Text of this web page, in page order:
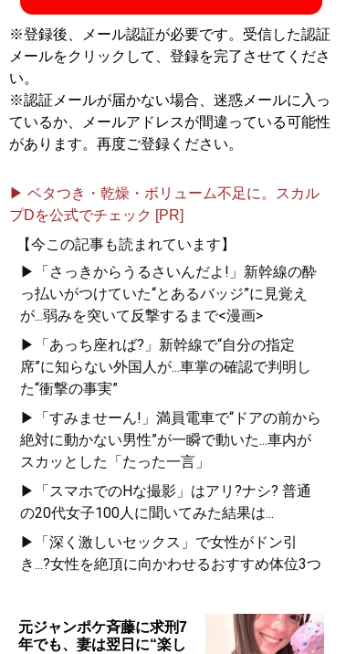
※登録後、メール認証が必要です。受信した認証
メールをクリックして、登録を完了させてくださ
い。
※認証メールが届かない場合、迷惑メールに入っ
ているか、メールアドレスが間違っている可能性
があります。再度ご登録ください。
▶ ベタつき・乾燥・ボリューム不足に。スカル
プDを公式でチェック [PR]
【今この記事も読まれています】
▶「さっきからうるさいんだよ!」新幹線の酔
っ払いがつけていた“とあるバッジ”に見覚え
が...弱みを突いて反撃するまで<漫画>
▶「あっち座れば?」新幹線で“自分の指定
席”に知らない外国人が...車掌の確認で判明し
た“衝撃の事実”
▶「すみませーん!」満員電車で“ドアの前から
絶対に動かない男性”が一瞬で動いた...車内が
スカッとした「たった一言」
▶「スマホでのHな撮影」はアリ?ナシ? 普通
の20代女子100人に聞いてみた結果は...
▶「深く激しいセックス」で女性がドン引
き...?女性を絶頂に向かわせるおすすめ体位3つ
元ジャンポケ斉藤に求刑7
年でも、妻は翌日に“楽し